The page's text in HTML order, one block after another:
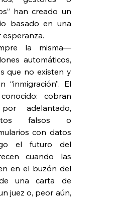
han creado un
basado en una
esperanza.
la misma—
automáticos,
que no existen y
“inmigración”. El
cobran
adelantado,
falsos o
con datos
el futuro del
cuando las
en el buzón del
una carta de
juez o, peor aún,